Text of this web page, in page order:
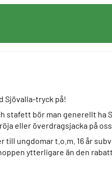
Sjövalla-tryck på!
stafett bör man generellt ha
eller överdragsjacka på
ungdomar t.o.m. 16 år
ytterligare än den